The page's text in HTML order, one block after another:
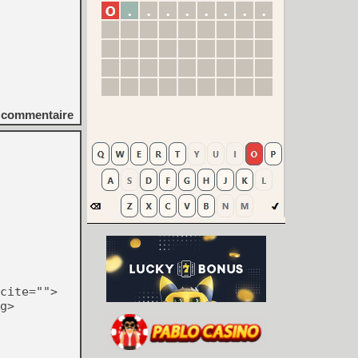
commentaire